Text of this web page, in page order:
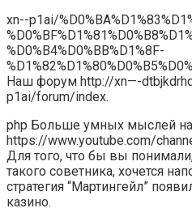
xn--p1ai/
%D0%B4%D0%BB%D1%8F-
Наш форум http://xn—-
p1ai/forum/index.
php Больше умных мыслей
https://www.youtube.com/
Для того, что бы вы
такого советника, хочется
стратегия “Мартингейл”
казино.